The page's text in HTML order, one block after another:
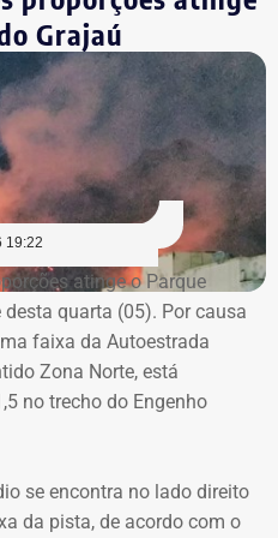
Cozzolino em 2022 — Foto:
Divulgacand
Conforme o relatório,
participaram das etapas de
do contrato,
de funções.
de restrição à
observados pela baixa
pelas
de falhas na elaboração do
dos técnicos foi a
para justificar a
Em uma das fases do
atuação de 76
casos, como o de
valores chegavam a quase
Grajaú
19:22
atinge o Parque
quarta (05). Por causa
faixa da Autoestrada
Zona Norte, está
no trecho do Engenho
se encontra no lado direito
da pista, de acordo com o